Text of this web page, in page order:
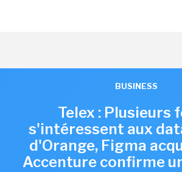
BUSINESS
Telex : Plusieurs
s'intéressent aux
d'Orange, Figma
Accenture confirme